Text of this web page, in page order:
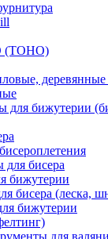
(TOHO)
деревянные
для бижутерии
для бисера
бижутерии
бисера (леска,
бижутерии
для